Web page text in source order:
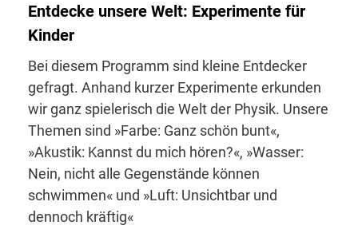
Entdecke unsere Welt: Experimente für
Kinder
Bei diesem Programm sind kleine Entdecker
gefragt. Anhand kurzer Experimente erkunden
wir ganz spielerisch die Welt der Physik. Unsere
Themen sind »Farbe: Ganz schön bunt«,
»Akustik: Kannst du mich hören?«, »Wasser:
Nein, nicht alle Gegenstände können
schwimmen« und »Luft: Unsichtbar und
dennoch kräftig«